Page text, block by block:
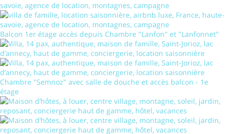
Balcon 1er étage accès depuis Chambre "Lanfon" et "Lanfonnet"
Chambre "Semnoz" avec salle de douche et accès balcon - 1e
étage